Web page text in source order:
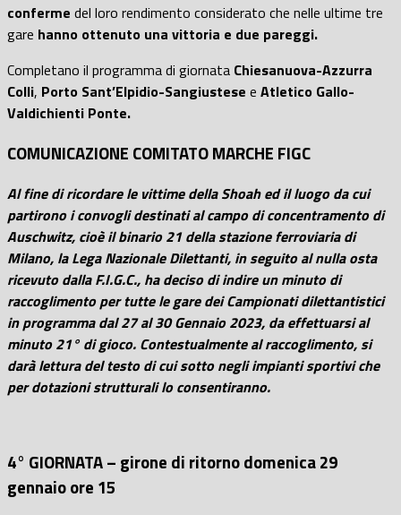
conferme del loro rendimento considerato che nelle ultime tre
gare hanno ottenuto una vittoria e due pareggi.
Completano il programma di giornata Chiesanuova-Azzurra
Colli, Porto Sant’Elpidio-Sangiustese e Atletico Gallo-
Valdichienti Ponte.
COMUNICAZIONE COMITATO MARCHE FIGC
Al fine di ricordare le vittime della Shoah ed il luogo da cui
partirono i convogli destinati al campo di concentramento di
Auschwitz, cioè il binario 21 della stazione ferroviaria di
Milano, la Lega Nazionale Dilettanti, in seguito al nulla osta
ricevuto dalla F.I.G.C., ha deciso di indire un minuto di
raccoglimento per tutte le gare dei Campionati dilettantistici
in programma dal 27 al 30 Gennaio 2023, da effettuarsi al
minuto 21° di gioco. Contestualmente al raccoglimento, si
darà lettura del testo di cui sotto negli impianti sportivi che
per dotazioni strutturali lo consentiranno.
4° GIORNATA – girone di ritorno domenica 29
gennaio ore 15